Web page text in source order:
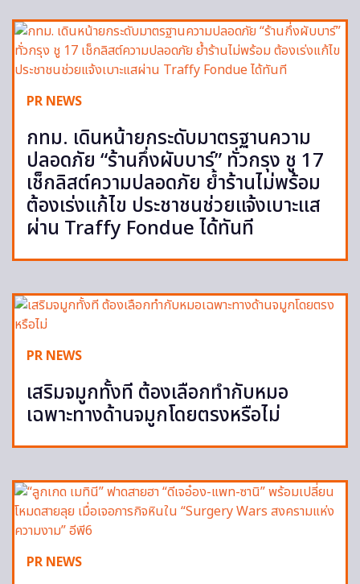
PR NEWS
กทม. เดินหน้ายกระดับมาตรฐานความ
ปลอดภัย “ร้านกึ่งผับบาร์” ทั่วกรุง ชู 17
เช็กลิสต์ความปลอดภัย ย้ำร้านไม่พร้อม
ต้องเร่งแก้ไข ประชาชนช่วยแจ้งเบาะแส
ผ่าน Traffy Fondue ได้ทันที
PR NEWS
เสริมจมูกทั้งที ต้องเลือกทำกับหมอ
เฉพาะทางด้านจมูกโดยตรงหรือไม่
PR NEWS